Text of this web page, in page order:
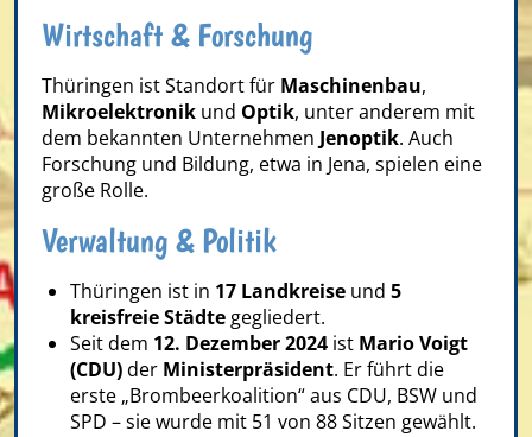
Wirtschaft & Forschung
Thüringen ist Standort für Maschinenbau,
Mikroelektronik und Optik, unter anderem mit
dem bekannten Unternehmen Jenoptik. Auch
Forschung und Bildung, etwa in Jena, spielen eine
große Rolle.
Verwaltung & Politik
Thüringen ist in 17 Landkreise und 5
kreisfreie Städtegegliedert.
Seit dem 12. Dezember 2024 ist Mario Voigt
(CDU)der Ministerpräsident. Er führt die
erste „Brombeerkoalition“ aus CDU, BSW und
SPD – sie wurde mit 51 von 88 Sitzen gewählt.